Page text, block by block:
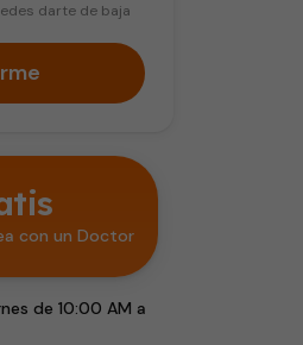
darte de baja
con un Doctor
de 10:00 AM a